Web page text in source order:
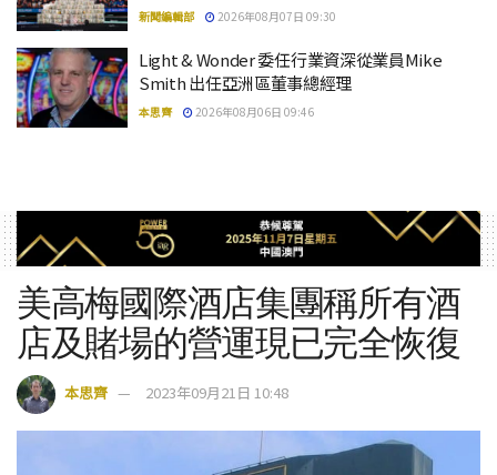
新聞編輯部 2026年08月07日 09:30
Light & Wonder 委任行業資深從業員Mike
Smith 出任亞洲區董事總經理
本思齊 2026年08月06日 09:46
美高梅國際酒店集團稱所有酒
店及賭場的營運現已完全恢復
本思齊 2023年09月21日 10:48